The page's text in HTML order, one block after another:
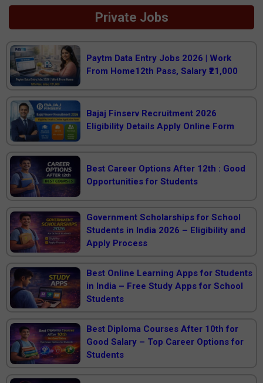
Private Jobs
Paytm Data Entry Jobs 2026 | Work
From Home12th Pass, Salary ₹21,000
Bajaj Finserv Recruitment 2026
Eligibility Details Apply Online Form
Best Career Options After 12th : Good
Opportunities for Students
Government Scholarships for School
Students in India 2026 – Eligibility and
Apply Process
Best Online Learning Apps for Students
in India – Free Study Apps for School
Students
Best Diploma Courses After 10th for
Good Salary – Top Career Options for
Students